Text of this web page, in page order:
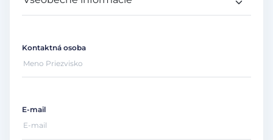
Kontaktná osoba
E-mail